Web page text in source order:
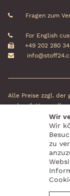
Fragen zum
For English
+49 202 280
Alle Preise zzgl. der
und zzgl.
können in Farbe
Originalstoff
Social Media
Wir
Wir
zu